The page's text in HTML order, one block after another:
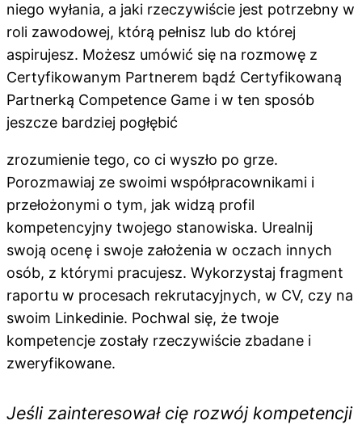
niego wyłania, a jaki rzeczywiście jest potrzebny w
roli zawodowej, którą pełnisz lub do której
aspirujesz. Możesz umówić się na rozmowę z
Certyfikowanym Partnerem bądź Certyfikowaną
Partnerką Competence Game i w ten sposób
jeszcze bardziej pogłębić
zrozumienie tego, co ci wyszło po grze.
Porozmawiaj ze swoimi współpracownikami i
przełożonymi o tym, jak widzą profil
kompetencyjny twojego stanowiska. Urealnij
swoją ocenę i swoje założenia w oczach innych
osób, z którymi pracujesz. Wykorzystaj fragment
raportu w procesach rekrutacyjnych, w CV, czy na
swoim Linkedinie. Pochwal się, że twoje
kompetencje zostały rzeczywiście zbadane i
zweryfikowane.
Jeśli zainteresował cię rozwój kompetencji